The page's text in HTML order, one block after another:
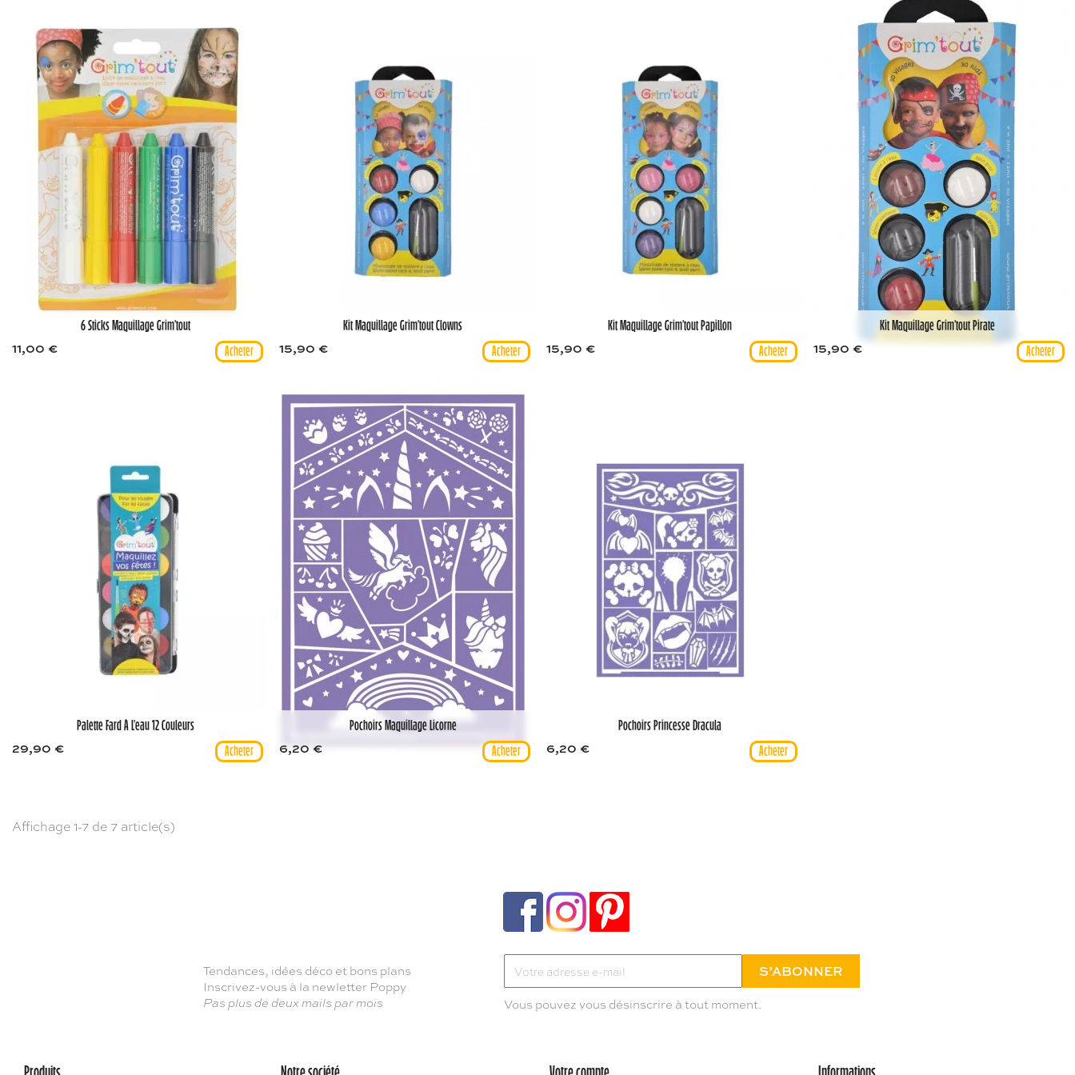
6 Sticks Maquillage Grim'tout
11,00 €
Kit Maquillage Grim'tout Clowns
15,90 €
Kit Maquillage Grim'tout Papillon
15,90 €
Kit Maquillage Grim'tout Pirate
15,90 €
Palette Fard À L'eau 12 Couleurs
29,90 €
Pochoirs Maquillage Licorne
6,20 €
Pochoirs Princesse Dracula
6,20 €
Affichage 1-7 de 7 article(s)
Tendances, idées déco et bons plans
Inscrivez-vous à la newletter Poppy
Pas plus de deux mails par mois Vous pouvez vous désinscrire à tout moment.